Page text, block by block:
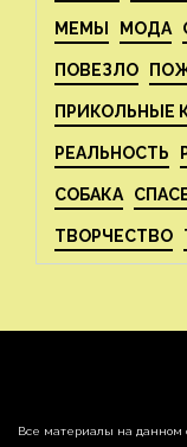
МЕМЫ МОДА
ПОВЕЗЛО
ПРИКОЛЬНЫЕ
РЕАЛЬНОСТЬ
СОБАКА
ТВОРЧЕСТВО
Все материалы на данном